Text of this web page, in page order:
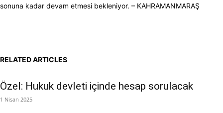
sonuna kadar devam etmesi bekleniyor. – KAHRAMANMARAŞ
RELATED ARTICLES
Özel: Hukuk devleti içinde hesap sorulacak
1 Nisan 2025